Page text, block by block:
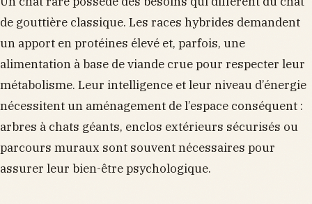
de gouttière classique. Les races hybrides demandent
un apport en protéines élevé et, parfois, une
alimentation à base de viande crue pour respecter leur
métabolisme. Leur intelligence et leur niveau d’énergie
nécessitent un aménagement de l’espace conséquent :
arbres à chats géants, enclos extérieurs sécurisés ou
parcours muraux sont souvent nécessaires pour
assurer leur bien-être psychologique.